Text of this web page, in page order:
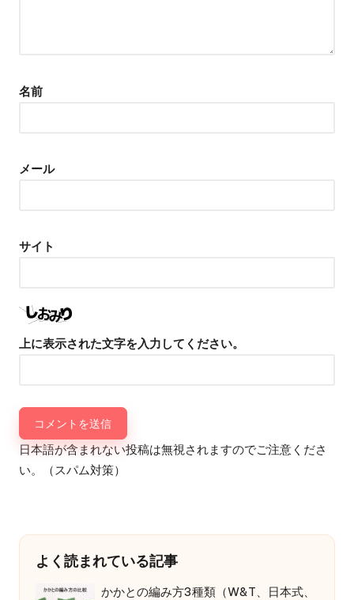
名前
メール
サイト
上に表示された文字を入力してください。
日本語が含まれない投稿は無視されますのでご注意くださ
い。（スパム対策）
よく読まれている記事
かかとの編み方3種類（W&T、日本式、